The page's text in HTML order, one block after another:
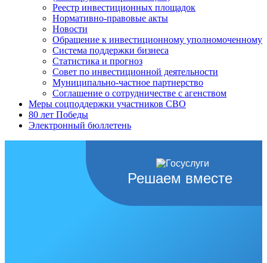
Реестр инвестиционных площадок
Нормативно-правовые акты
Новости
Обращение к инвестиционному уполномоченному
Система поддержки бизнеса
Статистика и прогноз
Совет по инвестиционной деятельности
Муниципально-частное партнерство
Соглашение о сотрудничестве с агенством
Меры соцподдержки участников СВО
80 лет Победы
Электронный бюллетень
Решаем вместе